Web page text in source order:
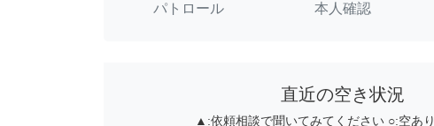
パトロール 本人確認
直近の空き状況
▲:依頼相談で聞いてみてください ○:空あり